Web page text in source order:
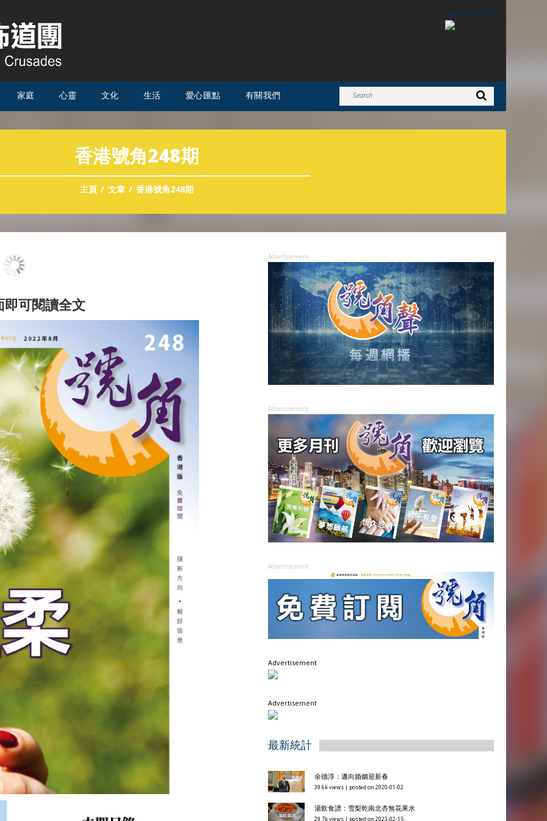
Advertisement
家庭 心靈 文化 生活 愛心匯點 有關我們
香港號角248期
主頁 文章 香港號角248期
可閱讀全文
Advertisement
Advertisement
Advertisement
Advertisement
Advertisement
最新統計
余德淳：邁向婚姻迎新春
39.6k views posted on 2020-01-02
湯飲食譜：雪梨乾南北杏無花果水
29.7k views posted on 2023-02-15